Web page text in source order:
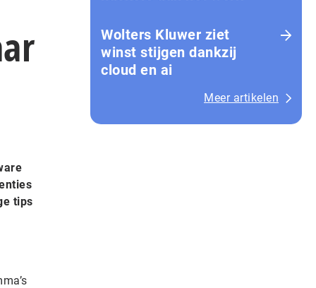
tips
Wolters Kluwer ziet
winst stijgen dankzij
cloud en ai
Meer artikelen